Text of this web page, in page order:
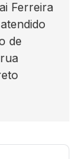
Ferreira
de